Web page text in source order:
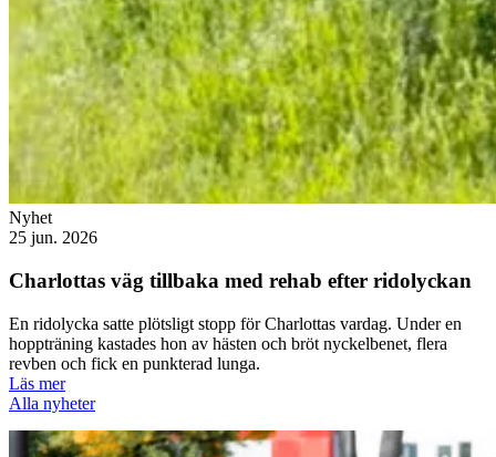
Nyhet
25 jun. 2026
Charlottas väg tillbaka med rehab efter ridolyckan
En ridolycka satte plötsligt stopp för Charlottas vardag. Under en
hoppträning kastades hon av hästen och bröt nyckelbenet, flera
revben och fick en punkterad lunga.
Läs mer
Alla nyheter